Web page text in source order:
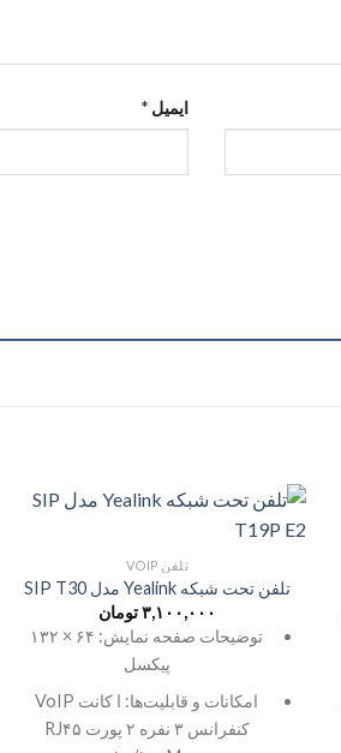
ایمیل *
تلفن VOIP
تلفن تحت شبکه Yealink مدل SIP T30
۳,۱۰۰,۰۰۰تومان
توضیحات صفحه نمایش: ۶۴ × ۱۳۲
پیکسل
امکانات و قابلیت‌ها: ا کانت VoIP
کنفرانس ۳ نفره ۲ پورت RJ۴۵